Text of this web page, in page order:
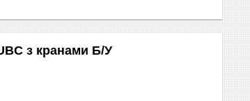
з кранами Б/У